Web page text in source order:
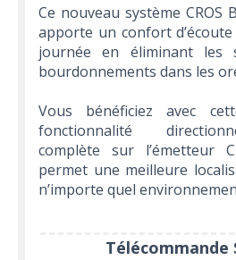
Ce nouveau système CROS
apporte un confort
journée en éliminant les
bourdonnements dans les
Vous bénéficiez avec
fonctionnalité
complète sur l’émetteur
permet une meilleure
n’importe quel
Télécommande